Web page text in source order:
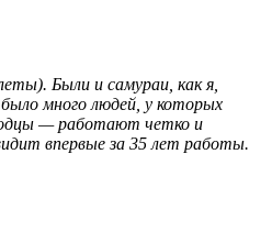
Были и самураи, как я,
много людей, у которых
— работают четко и
впервые за 35 лет работы.